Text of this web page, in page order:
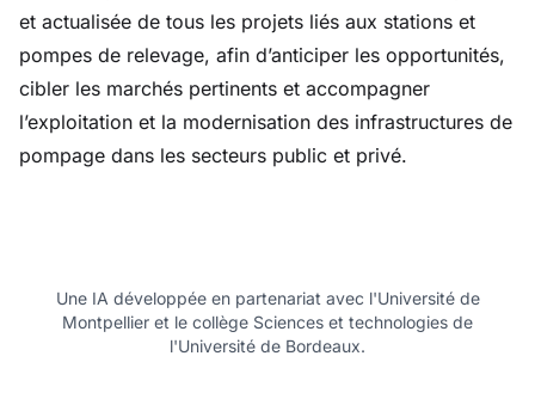
et actualisée de tous les projets liés aux stations et
pompes de relevage, afin d’anticiper les opportunités,
cibler les marchés pertinents et accompagner
l’exploitation et la modernisation des infrastructures de
pompage dans les secteurs public et privé.
Une IA développée en partenariat avec l'Université de
Montpellier et le collège Sciences et technologies de
l'Université de Bordeaux.